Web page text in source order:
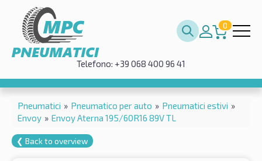
0
Telefono: +39 068 400 96 41
Pneumatici » Pneumatico per auto » Pneumatici estivi »
Envoy » Envoy Aterna 195/60R16 89V TL
❮ Back to overview